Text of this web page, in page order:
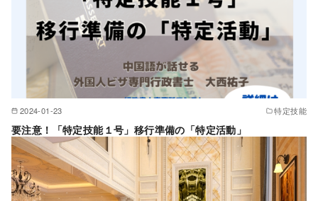
2024-01-23 特定技能
要注意！「特定技能１号」移行準備の「特定活動」